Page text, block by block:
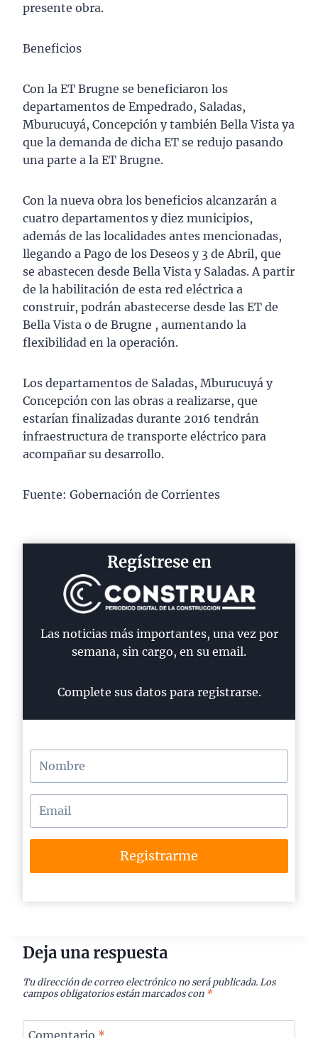
presente obra.
Beneficios
Con la ET Brugne se beneficiaron los
departamentos de Empedrado, Saladas,
Mburucuyá, Concepción y también Bella Vista ya
que la demanda de dicha ET se redujo pasando
una parte a la ET Brugne.
Con la nueva obra los beneficios alcanzarán a
cuatro departamentos y diez municipios,
además de las localidades antes mencionadas,
llegando a Pago de los Deseos y 3 de Abril, que
se abastecen desde Bella Vista y Saladas. A partir
de la habilitación de esta red eléctrica a
construir, podrán abastecerse desde las ET de
Bella Vista o de Brugne , aumentando la
flexibilidad en la operación.
Los departamentos de Saladas, Mburucuyá y
Concepción con las obras a realizarse, que
estarían finalizadas durante 2016 tendrán
infraestructura de transporte eléctrico para
acompañar su desarrollo.
Fuente: Gobernación de Corrientes
Regístrese en
Las noticias más importantes, una vez por
semana, sin cargo, en su email.
Complete sus datos para registrarse.
Registrarme
Deja una respuesta
Tu dirección de correo electrónico no será publicada. Los
campos obligatorios están marcados con *
Comentario *